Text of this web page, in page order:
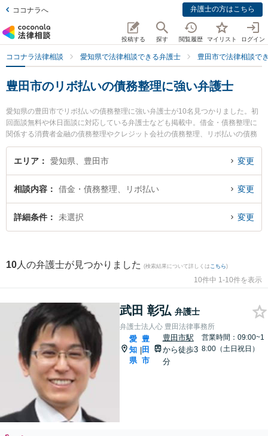
ココナラへ 弁護士の方はこちら
投稿する 探す 閲覧履歴 マイリスト ログイン
ココナラ法律相談 愛知県で法律相談できる弁護士 豊田市で法律相談で
豊田市のリボ払いの債務整理に強い弁護士
愛知県の豊田市でリボ払いの債務整理に強い弁護士が10名見つかりました。初
回面談無料や休日面談に対応している弁護士なども掲載中。借金・債務整理に
関係する消費者金融の債務整理やクレジット会社の債務整理、リボ払いの債務
整理等の細かな分野での絞り込み検索もでき便利です。特に弁護士法人心 豊田
法律事務所の武田 彰弘弁護士や倉橋法律事務所の倉橋 敏夫弁護士、豊田法律事
を今すぐに弁護士に相談したい』『リボ払いの債務整理のトラブル解決の実績
豊富な近くの弁護士を検索したい』『初回相談無料でリボ払いの債務整理を法
律相談できる豊田市内の弁護士に相談予約したい』などでお困りの相談者さん
エリア 愛知県、豊田市 変更
相談内容 借金・債務整理、リボ払い 変更
詳細条件 未選択 変更
10 人の弁護士が見つかりました (検索結果について詳しくは こちら)
10件中 1-10件を表示
武田 彰弘 弁護士
弁護士法人心 豊田法律事務所
愛
知
県
|
豊
田
市
豊田市駅
から徒歩3
分
営業時間：09:00~1
8:00（土日祝日）